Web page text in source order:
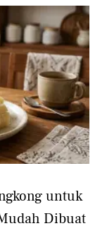
untuk
Dibuat